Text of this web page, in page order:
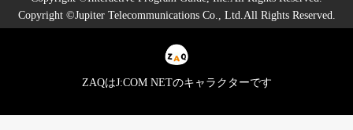
Copyright ©Jupiter Telecommunications Co., Ltd.All Rights Reserved.
ZAQはJ:COM NETのキャラクターです